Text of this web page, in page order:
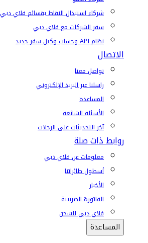
شركاء استبدال النقاط بقسائم فلاي دبي
سفر الشركات مع فلاي دبي
نظام API وحساب وكيل سفر جديد
الاتصال
تواصل معنا
راسلنا عبر البريد الإلكتروني
المساعدة
الأسئلة الشائعة
آخر التحديثات على الرحلات
روابط ذات صلة
معلومات عن فلاي دبي
أسطول طائراتنا
الأخبار
الفاتورة الضريبية
فلاي دبي للشحن
المساعدة